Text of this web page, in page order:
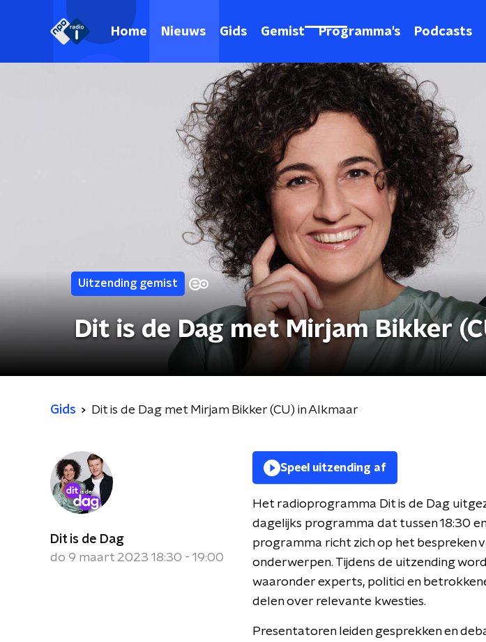
Home Nieuws Gids Gemist Programma's Podcasts
Uitzending gemist
Dit is de Dag met Mirjam Bikker
Gids Dit is de Dag met Mirjam Bikker (CU) in Alkmaar
Dit is de Dag
do 9 maart 2023 18:30 - 19:00
Speel uitzending af
Het radioprogramma Dit is de Dag
dagelijks programma dat tussen 18:30
programma richt zich op het bespreken
onderwerpen. Tijdens de uitzending
waaronder experts, politici en
delen over relevante kwesties.
Presentatoren leiden gesprekken en